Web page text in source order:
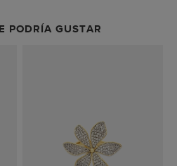
PODRÍA GUSTAR